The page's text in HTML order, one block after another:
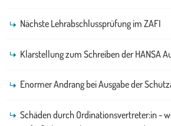
Nächste Lehrabschlussprüfung im ZAFI
Klarstellung zum Schreiben der HANSA
Enormer Andrang bei Ausgabe der
Schäden durch Ordinationsvertreter:in -